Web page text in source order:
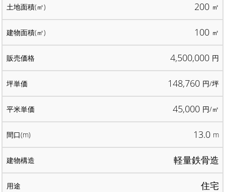
200 ㎡
100 ㎡
4,500,000 円
148,760 円/坪
45,000 円/㎡
13.0 m
軽量鉄骨造
住宅